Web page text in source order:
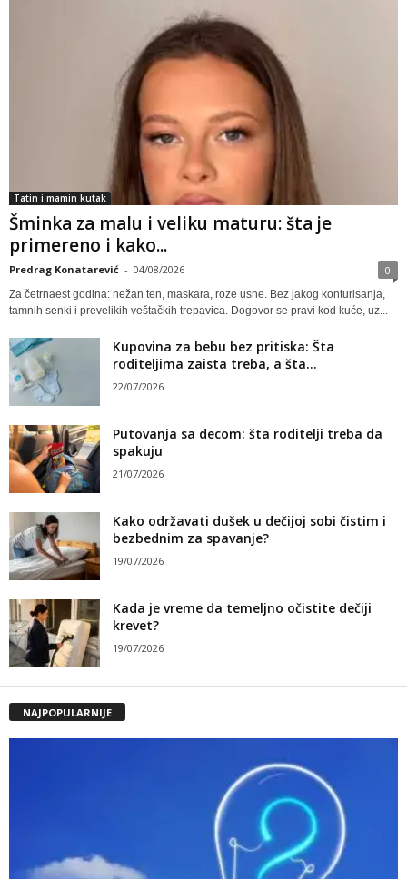
Tatin i mamin kutak
Šminka za malu i veliku maturu: šta je
primereno i kako...
Predrag Konatarević - 04/08/2026 0
Za četrnaest godina: nežan ten, maskara, roze usne. Bez jakog konturisanja,
tamnih senki i prevelikih veštačkih trepavica. Dogovor se pravi kod kuće, uz...
Kupovina za bebu bez pritiska: Šta
roditeljima zaista treba, a šta...
22/07/2026
Putovanja sa decom: šta roditelji treba da
spakuju
21/07/2026
Kako održavati dušek u dečijoj sobi čistim i
bezbednim za spavanje?
19/07/2026
Kada je vreme da temeljno očistite dečiji
krevet?
19/07/2026
NAJPOPULARNIJE